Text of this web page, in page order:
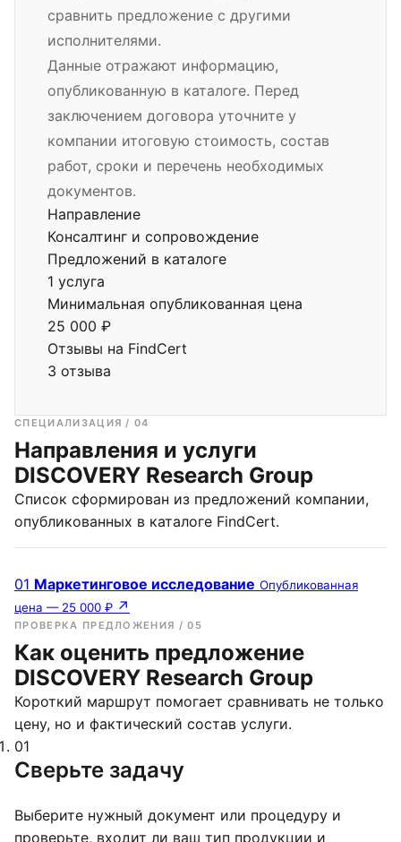
сравнить предложение с другими
исполнителями.
Данные отражают информацию,
опубликованную в каталоге. Перед
заключением договора уточните у
компании итоговую стоимость, состав
работ, сроки и перечень необходимых
документов.
Направление
Консалтинг и сопровождение
Предложений в каталоге
1 услуга
Минимальная опубликованная цена
25 000 ₽
Отзывы на FindCert
3 отзыва
СПЕЦИАЛИЗАЦИЯ / 04
Направления и услуги
DISCOVERY Research Group
Список сформирован из предложений компании,
опубликованных в каталоге FindCert.
01 Маркетинговое исследование Опубликованная
цена — 25 000 ₽ ↗
ПРОВЕРКА ПРЕДЛОЖЕНИЯ / 05
Как оценить предложение
DISCOVERY Research Group
Короткий маршрут помогает сравнивать не только
цену, но и фактический состав услуги.
01
Сверьте задачу
Выберите нужный документ или процедуру и
проверьте, входит ли ваш тип продукции и